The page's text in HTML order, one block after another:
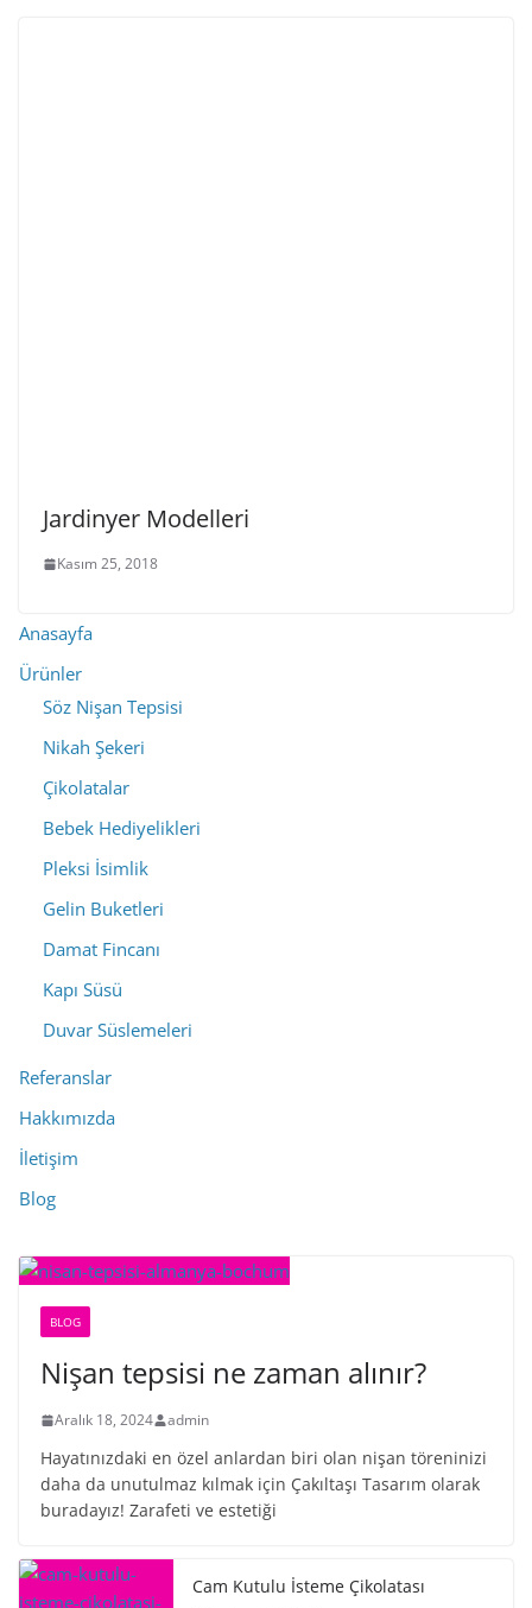
Jardinyer Modelleri
Kasım 25, 2018
Anasayfa
Ürünler
Söz Nişan Tepsisi
Nikah Şekeri
Çikolatalar
Bebek Hediyelikleri
Pleksi İsimlik
Gelin Buketleri
Damat Fincanı
Kapı Süsü
Duvar Süslemeleri
Referanslar
Hakkımızda
İletişim
Blog
BLOG
Nişan tepsisi ne zaman alınır?
Aralık 18, 2024 admin
Hayatınızdaki en özel anlardan biri olan nişan töreninizi
daha da unutulmaz kılmak için Çakıltaşı Tasarım olarak
buradayız! Zarafeti ve estetiği
Cam Kutulu İsteme Çikolatası